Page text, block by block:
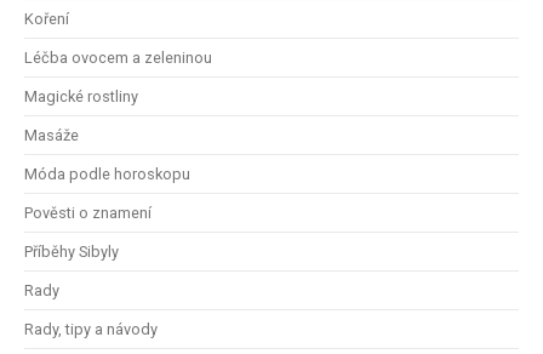
Koření
Léčba ovocem a zeleninou
Magické rostliny
Masáže
Móda podle horoskopu
Pověsti o znamení
Příběhy Sibyly
Rady
Rady, tipy a návody